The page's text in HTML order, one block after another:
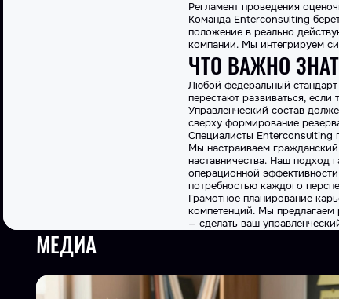
Регламент проведения
Команда Enterconsulting
положение в реально
компании. Мы интегрируем
ЧТО ВАЖНО
Любой федеральный
перестают развиваться,
Управленческий состав
сверху формирование
Специалисты Enterconsulting
Мы настраиваем
наставничества. Наш подход
операционной
потребностью каждого
Грамотное планирование
компетенций. Мы предлагаем
— сделать ваш
МЕДИА